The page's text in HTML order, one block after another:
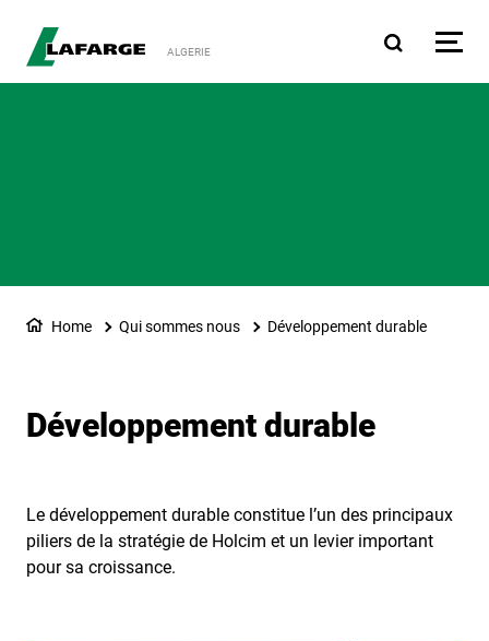
ALGERIE
Home Qui sommes nous Développement durable
Développement durable
Le développement durable constitue l’un des principaux
piliers de la stratégie de Holcim et un levier important
pour sa croissance.